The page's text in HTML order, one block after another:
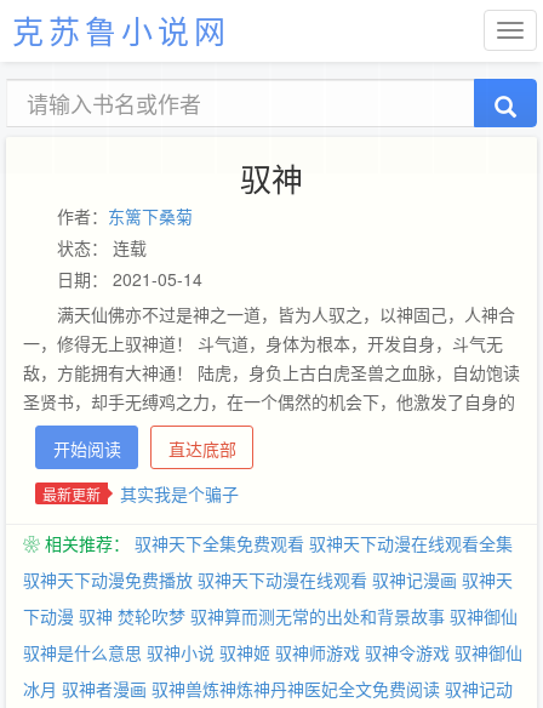
克苏鲁小说网
驭神
作者： 东篱下桑菊
状态： 连载
日期： 2021-05-14
满天仙佛亦不过是神之一道，皆为人驭之，以神固己，人神合
一，修得无上驭神道！ 斗气道，身体为根本，开发自身，斗气无
敌，方能拥有大神通！ 陆虎，身负上古白虎圣兽之血脉，自幼饱读
圣贤书，却手无缚鸡之力，在一个偶然的机会下，他激发了自身的
圣兽血脉，自此，他踏上了源远浩瀚的驭神之道！ 为了替父正名，
他又不得不兼修斗气道，只为重夺镇西大将军一职！ 驭神道：守
一，出窍，化神，出战，合一，唤神，雷劫，降神 斗气道：斗士，
70480525（满）VIP群：72819433 2群3群满，爱心读者改错群：
104361874（暂加本群）
开始阅读 直达底部
最新更新 其实我是个骗子
❀ 相关推荐： 驭神天下全集免费观看 驭神天下动漫在线观看全集
驭神天下动漫免费播放 驭神天下动漫在线观看 驭神记漫画 驭神天
下动漫 驭神 焚轮吹梦 驭神算而测无常的出处和背景故事 驭神御仙
驭神是什么意思 驭神小说 驭神姬 驭神师游戏 驭神令游戏 驭神御仙
冰月 驭神者漫画 驭神兽炼神炼神丹神医妃全文免费阅读 驭神记动